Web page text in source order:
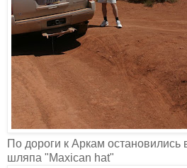
По дороги к Аркам остановились
шляпа "Maxican hat"